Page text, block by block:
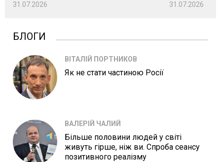
31.07.2026 31.07.2026
БЛОГИ
ВІТАЛІЙ ПОРТНИКОВ
Як не стати частиною Росії
ВАЛЕРІЙ ЧАЛИЙ
Більше половини людей у світі
живуть гірше, ніж ви. Спроба сеансу
позитивного реалізму